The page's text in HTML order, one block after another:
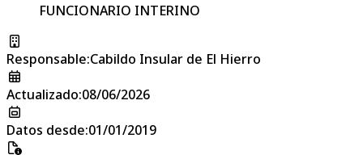
FUNCIONARIO INTERINO
Responsable:Cabildo Insular de El Hierro
Actualizado:08/06/2026
Datos desde:01/01/2019